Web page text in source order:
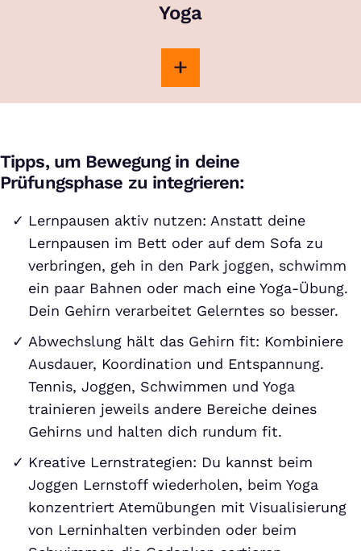
Yoga
Tipps, um Bewegung in deine
Prüfungsphase zu integrieren:
Lernpausen aktiv nutzen: Anstatt deine
Lernpausen im Bett oder auf dem Sofa zu
verbringen, geh in den Park joggen, schwimm
ein paar Bahnen oder mach eine Yoga-Übung.
Dein Gehirn verarbeitet Gelerntes so besser.
Abwechslung hält das Gehirn fit: Kombiniere
Ausdauer, Koordination und Entspannung.
Tennis, Joggen, Schwimmen und Yoga
trainieren jeweils andere Bereiche deines
Gehirns und halten dich rundum fit.
Kreative Lernstrategien: Du kannst beim
Joggen Lernstoff wiederholen, beim Yoga
konzentriert Atemübungen mit Visualisierung
von Lerninhalten verbinden oder beim